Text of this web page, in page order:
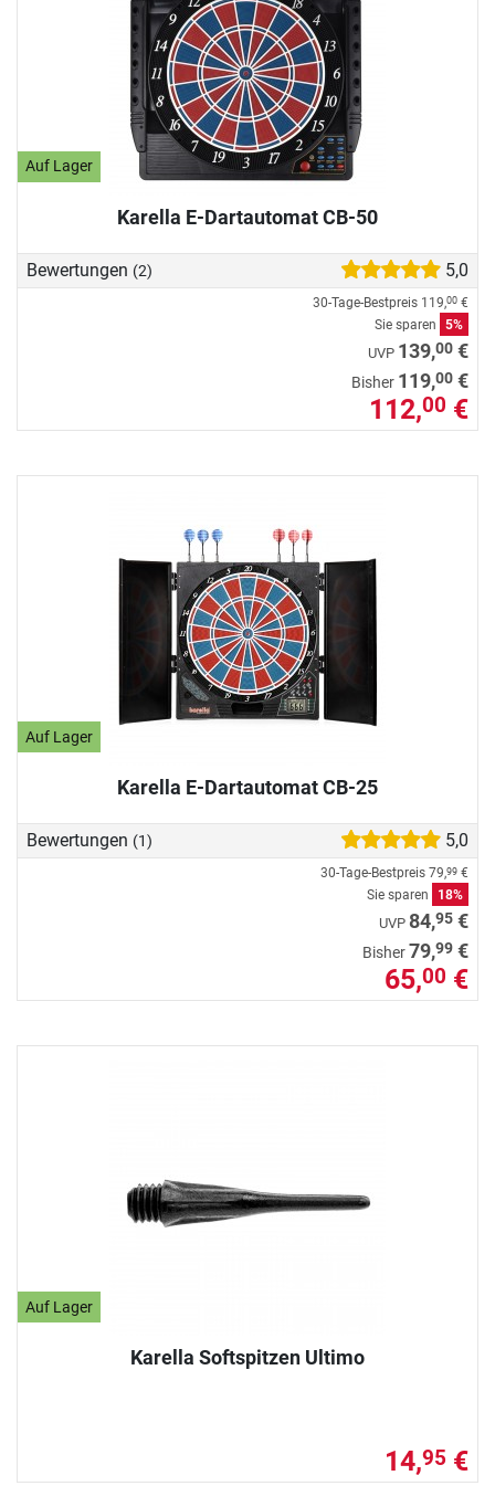
Auf Lager
Karella E-Dartautomat CB-50
Bewertungen (2) 5,0
30-Tage-Bestpreis 119,00 €
Sie sparen
5%
UVP 139,00 €
Bisher 119,00 €
112,00 €
Auf Lager
Karella E-Dartautomat CB-25
Bewertungen (1) 5,0
30-Tage-Bestpreis 79,99 €
Sie sparen
18%
UVP 84,95 €
Bisher79,99 €
65,00 €
Auf Lager
Karella Softspitzen Ultimo
14,95 €